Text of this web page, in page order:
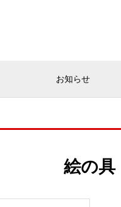
お知らせ
絵の具